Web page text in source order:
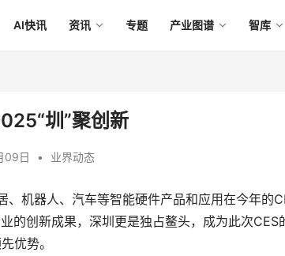
AI快讯 资讯 专题 产业图谱 智库
圳”聚创新
09日 • 业界动态
、机器人、汽车等智能硬件产品和应用在今年的
的创新成果，深圳更是独占鳌头，成为此次
优势。